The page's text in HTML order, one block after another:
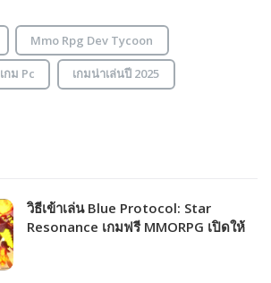
Mmo Rpg Dev Tycoon
เกม Pc เกมน่าเล่นปี 2025
วิธีเข้าเล่น Blue Protocol: Star
Resonance เกมฟรี MMORPG เปิดให้